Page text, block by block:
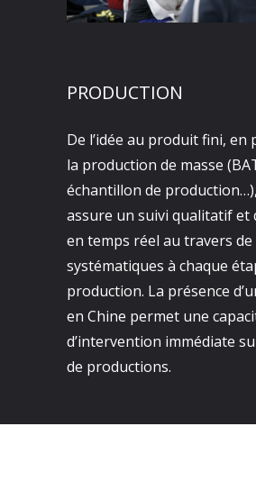
PRODUCTION
De l’idée au produit fini, en
la production de masse
échantillon de production…),
assure un suivi qualitatif
en temps réel au travers
systématiques à chaque
production. La présence
en Chine permet une
d’intervention immédiate
de productions.